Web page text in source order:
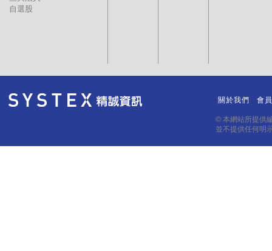
自選股
關於我們 會
© 本網站所提供
並不提供任何明